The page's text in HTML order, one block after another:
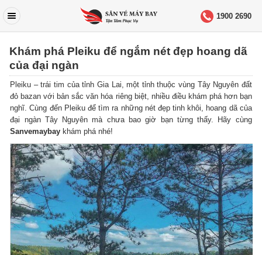
1900 2690
Khám phá Pleiku để ngắm nét đẹp hoang dã
của đại ngàn
Pleiku – trái tim của tỉnh Gia Lai, một tỉnh thuộc vùng Tây Nguyên đất
đỏ bazan với bản sắc văn hóa riêng biệt, nhiều điều khám phá hơn bạn
nghĩ. Cùng đến Pleiku để tìm ra những nét đẹp tinh khôi, hoang dã của
đại ngàn Tây Nguyên mà chưa bao giờ bạn từng thấy. Hãy cùng
Sanvemaybay khám phá nhé!